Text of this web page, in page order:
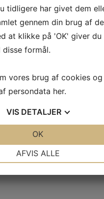
Multi-L 2.669,00
tidligere har givet dem
gennem din brug af
at klikke på 'OK' giver du
formål.
vores brug af cookies og
persondata her.
VIS DETALJER
AFVIS ALLE
OK